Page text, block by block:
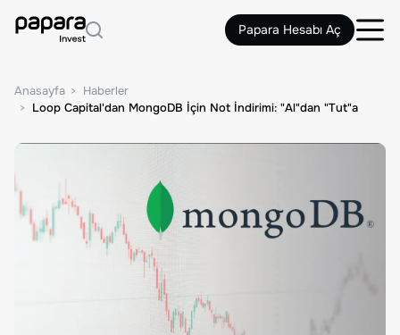
Papara Hesabı Aç
Anasayfa
Haberler
Loop Capital'dan MongoDB İçin Not İndirimi: "Al"dan "Tut"a